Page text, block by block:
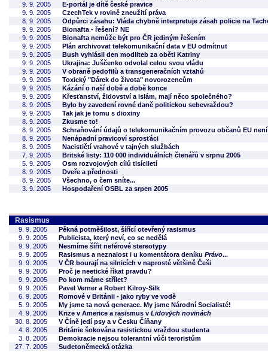
9. 9. 2005
E-portál je dítě české pravice
9. 9. 2005
CzechTek v rovině zneužití práva
8. 9. 2005
Odpůrci zásahu: Vláda chybně interpretuje zásah policie na
9. 9. 2005
Bionafta - řešení? NE
9. 9. 2005
Bionafta nemůže být pro ČR jediným řešením
9. 9. 2005
Plán archivovat telekomunikační data v EU odmítnut
9. 9. 2005
Bush vyhlásil den modliteb za oběti Katriny
9. 9. 2005
Ukrajina: Juščenko odvolal celou svou vládu
9. 9. 2005
V obraně pedofilů a transgeneračních vztahů
9. 9. 2005
Toxický "Dárek do života" novorozencům
9. 9. 2005
Kázání o naší době a době konce
9. 9. 2005
Křesťanství, židovství a islám, mají něco společného?
8. 9. 2005
Bylo by zavedení rovné daně politickou sebevraždou?
9. 9. 2005
Tak jak je tomu s dioxiny
8. 9. 2005
Zkusme to!
8. 9. 2005
Schraňování údajů o telekomunikačním provozu občanů EU
8. 9. 2005
Nenápadní pravicoví sprosťáci
8. 9. 2005
Nacističtí vrahové v tajných službách
7. 9. 2005
Britské listy: 110 000 individuálních čtenářů v srpnu 2005
5. 9. 2005
Osm rozvojových cílů tisíciletí
8. 9. 2005
Dveře a přednosti
8. 9. 2005
Všechno, o čem sníte...
3. 9. 2005
Hospodaření OSBL za srpen 2005
Rasismus
9. 9. 2005
Pěkná potměšilost, šířící otevřený rasismus
9. 9. 2005
Publicista, který neví, co se nedělá
9. 9. 2005
Nesmíme šířit neférové stereotypy
9. 9. 2005
Rasismus a neznalost i u komentátora deníku Právo...
9. 9. 2005
V ČR bourají na silnicích v naprosté většině Češi
9. 9. 2005
Proč je neetické říkat pravdu?
9. 9. 2005
Po kom máme střílet?
9. 9. 2005
Pavel Verner a Robert Kilroy-Silk
6. 9. 2005
Romové v Británii - jako ryby ve vodě
5. 9. 2005
My jsme ta nová generace. My jsme Národní Socialisté!
4. 9. 2005
Krize v Americe a rasismus v Lidových novinách
30. 8. 2005
V Číně jedí psy a v Česku Číňany
4. 8. 2005
Británie šokována rasistickou vraždou studenta
3. 8. 2005
Demokracie nejsou tolerantní vůči teroristům
27. 7. 2005
Sudetoněmecká otázka